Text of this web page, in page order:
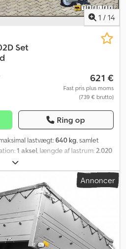
1 / 14
Set
621 €
Fast pris plus moms
(739 € brutto)
Ring op
lastvægt:640 kg, samlet
1 aksel , længde af lastrum: 2.020
, lastepladshøjde:
1.590 mm, dækstørrelse:13
trailer uden bremser
, NEPTUN
Tommer - NYT KØRETØJ - Praktik
personbilskasseanhænger med
og en nyttelast på ca. 640 kg (uden
høj presenning med stativ
data - Totalvægt: 750 kg - Nyttelast:
- Dæk: 155/70 R13 (nye dæk) -
Annoncer